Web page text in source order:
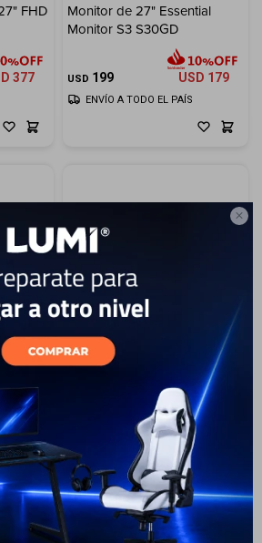

FHD
377
Monitor de 27" Essential
Monitor S3 S30GD
USD 199 USD 179
ENVÍO A TODO EL PAÍS
1.079
25
Samsung Smart Tv 55"
Crystal U8000F UHD 4K
USD
ENVIO GRATIS
GARANTÍA: 1 AÑO
ENVÍO A TODO EL PAÍS